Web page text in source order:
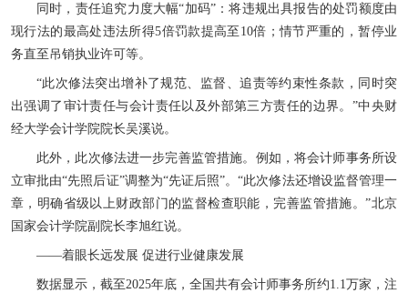
同时，责任追究力度大幅“加码”：将违规出具报告的处罚额度由
现行法的最高处违法所得5倍罚款提高至10倍；情节严重的，暂停业
务直至吊销执业许可等。
“此次修法突出增补了规范、监督、追责等约束性条款，同时突
出强调了审计责任与会计责任以及外部第三方责任的边界。”中央财
经大学会计学院院长吴溪说。
此外，此次修法进一步完善监管措施。例如，将会计师事务所设
立审批由“先照后证”调整为“先证后照”。“此次修法还增设监督管理一
章，明确省级以上财政部门的监督检查职能，完善监管措施。”北京
国家会计学院副院长李旭红说。
——着眼长远发展 促进行业健康发展
数据显示，截至2025年底，全国共有会计师事务所约1.1万家，注